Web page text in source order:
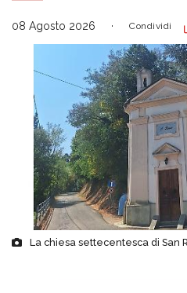
08 Agosto 2026 Condividi
La chiesa settecentesca di San